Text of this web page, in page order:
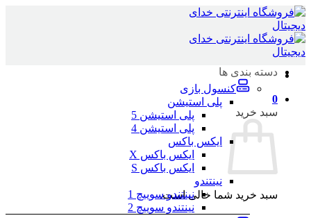
Skip
to
content
0
سبد خرید
سبد خرید شما خالی است.
دسته بندی ها
کنسول بازی
پلی استیشن
پلی استیشن 5
پلی استیشن 4
ایکس باکس
ایکس باکس X
ایکس باکس S
نینتندو
نینتندو سوییچ 1
نینتندو سوییچ 2